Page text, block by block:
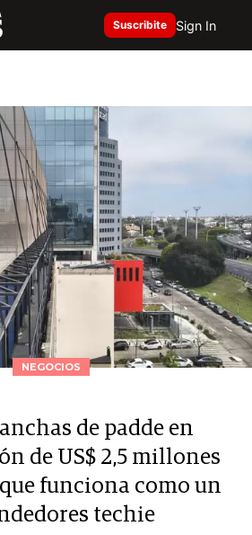
Suscribite Sign In
NEGOCIOS
de padde en
de US$ 2,5 millones
funciona como un
techie